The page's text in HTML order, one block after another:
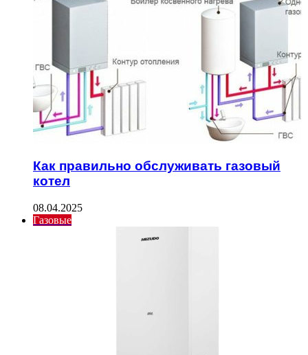
Как правильно обслуживать газовый
котел
08.04.2025
Газовые